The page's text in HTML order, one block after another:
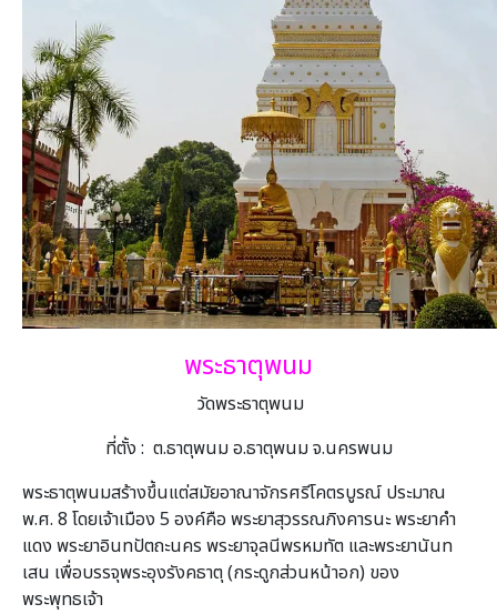
พระธาตุพนม
วัดพระธาตุพนม
ที่ตั้ง : ต.ธาตุพนม อ.ธาตุพนม จ.นครพนม
พระธาตุพนมสร้างขึ้นแต่สมัยอาณาจักรศรีโคตรบูรณ์ ประมาณ
พ.ศ. 8 โดยเจ้าเมือง 5 องค์คือ พระยาสุวรรณภิงคารนะ พระยาคำ
แดง พระยาอินทปัตถะนคร พระยาจุลนีพรหมทัต และพระยานันท
เสน เพื่อบรรจุพระอุงรังคธาตุ (กระดูกส่วนหน้าอก) ของ
พระพุทธเจ้า